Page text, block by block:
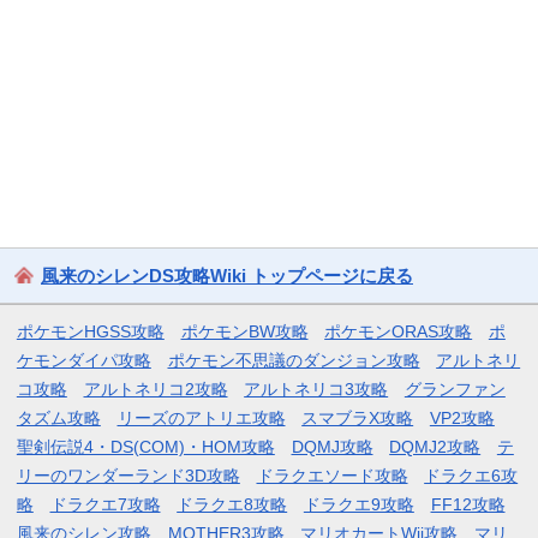
風来のシレンDS攻略Wiki トップページに戻る
ポケモンHGSS攻略 ポケモンBW攻略 ポケモンORAS攻略
ポ
ケモンダイパ攻略
ポケモン不思議のダンジョン攻略
アルトネリ
コ攻略
アルトネリコ2攻略 アルトネリコ3攻略
グランファン
タズム攻略
リーズのアトリエ攻略 スマブラX攻略
VP2攻略
聖剣伝説4・DS(COM)・HOM攻略
DQMJ攻略 DQMJ2攻略
テ
リーのワンダーランド3D攻略
ドラクエソード攻略
ドラクエ6攻
略
ドラクエ7攻略 ドラクエ8攻略 ドラクエ9攻略
FF12攻略
風来のシレン攻略
MOTHER3攻略 マリオカートWii攻略 マリ